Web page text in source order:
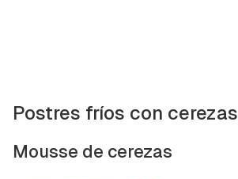
Postres fríos con cerezas
Mousse de cerezas